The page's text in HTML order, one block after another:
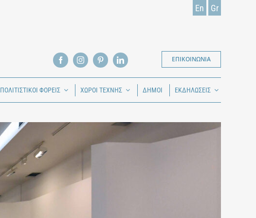
En Gr
ΕΠΙΚΟΙΝΩΝΙΑ
ΠΟΛΙΤΙΣΤΙΚΟΙ ΦΟΡΕΙΣ ΧΩΡΟΙ ΤΕΧΝΗΣ ΔΗΜΟΙ ΕΚΔΗΛΩΣΕΙΣ